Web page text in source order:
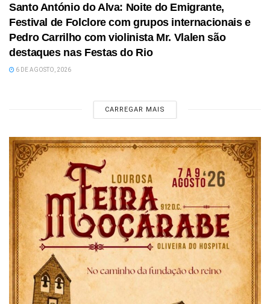
Santo António do Alva: Noite do Emigrante,
Festival de Folclore com grupos internacionais e
Pedro Carrilho com violinista Mr. Vlalen são
destaques nas Festas do Rio
6 DE AGOSTO, 2026
CARREGAR MAIS